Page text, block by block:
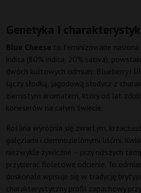
Genetyka i
Blue Cheese to feminizowane nasiona
indica (80% indica, 20% sativa),
dwóch kultowych odmian: Blueberry i
łączy słodką, jagodową słodycz z
ziemistym aromatem, który od lat
koneserów na całym świecie.
Roślina wyróżnia się zwartym,
gałęziami i ciemnozielonymi liśćmi.
niezwykle żywiczne – przy niższych
przybierać fioletowe odcienie. To
doskonale wpisuje się w tradycję
charakterystyczny profil zapachowy